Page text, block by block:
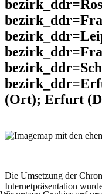
(Ort); Erfurt
Die Umsetzung der
Internetpräsentation